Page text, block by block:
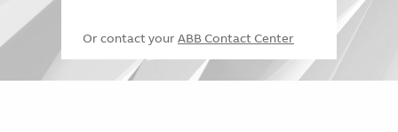
Or contact your ABB Contact Center